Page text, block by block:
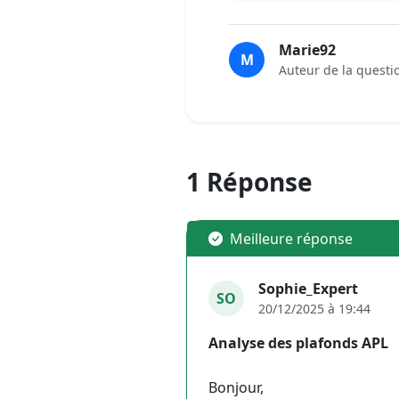
M Marie92
Auteur de la
1 Réponse
Meilleure réponse
SO Sophie_Expert
20/12/2025 à 19:44
Analyse des plafonds APL
Bonjour,